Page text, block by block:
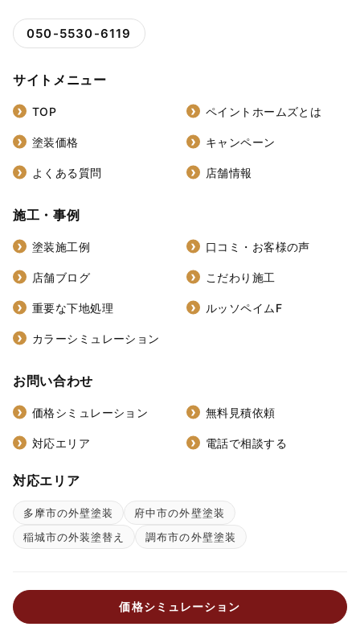
050-5530-6119
サイトメニュー
TOP ペイントホームズとは
塗装価格 キャンペーン
よくある質問 店舗情報
施工・事例
塗装施工例 口コミ・お客様の声
店舗ブログ こだわり施工
重要な下地処理 ルッソペイムF
カラーシミュレーション
お問い合わせ
価格シミュレーション 無料見積依頼
対応エリア 電話で相談する
対応エリア
多摩市の外壁塗装
府中市の外壁塗装
稲城市の外装塗替え
調布市の外壁塗装
価格シミュレーション